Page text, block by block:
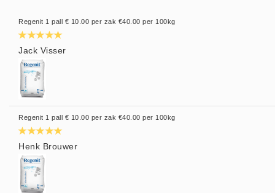
Regenit 1 pall € 10.00 per zak €40.00 per 100kg
Jack Visser
Regenit 1 pall € 10.00 per zak €40.00 per 100kg
Henk Brouwer